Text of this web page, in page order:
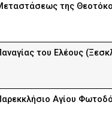
της
του Ελέους
Αγίου